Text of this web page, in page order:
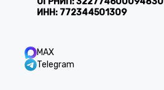
ИНН: 772344501309
MAX
Telegram